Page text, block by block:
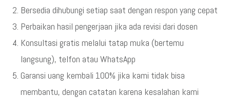
Bersedia dihubungi setiap saat dengan respon yang cepat
Perbaikan hasil pengerjaan jika ada revisi dari dosen
Konsultasi gratis melalui tatap muka (bertemu
langsung), telfon atau WhatsApp
Garansi uang kembali 100% jika kami tidak bisa
membantu, dengan catatan karena kesalahan kami